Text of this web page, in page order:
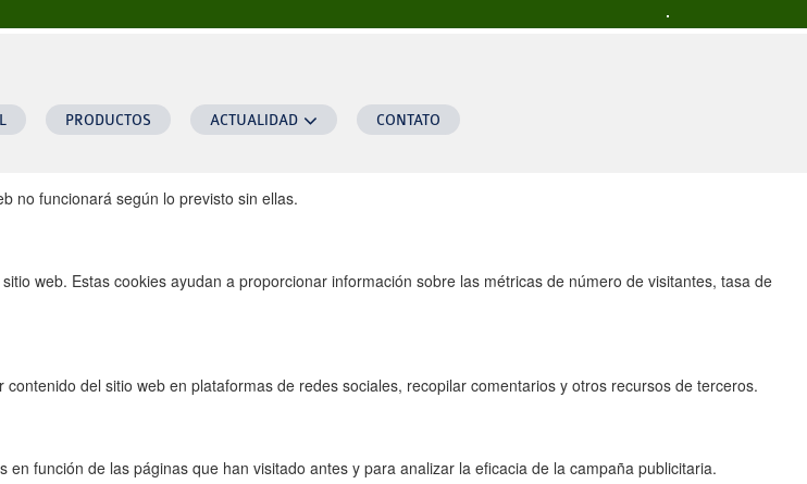
buena experiencia de navegación y acceso a todas las funciones.
no funcionará según lo previsto sin ellas.
web. Estas cookies ayudan a proporcionar información sobre las métricas de número de visitantes, tasa de
del sitio web en plataformas de redes sociales, recopilar comentarios y otros recursos de terceros.
función de las páginas que han visitado antes y para analizar la eficacia de la campaña publicitaria.
PRODUCTOS ACTUALIDAD CONTATO